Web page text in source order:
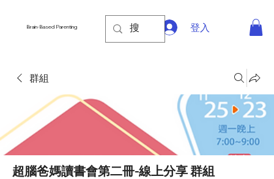
Brain-Based Parenting 登入
群組
超腦爸媽讀書會第二冊-線上分享 群組